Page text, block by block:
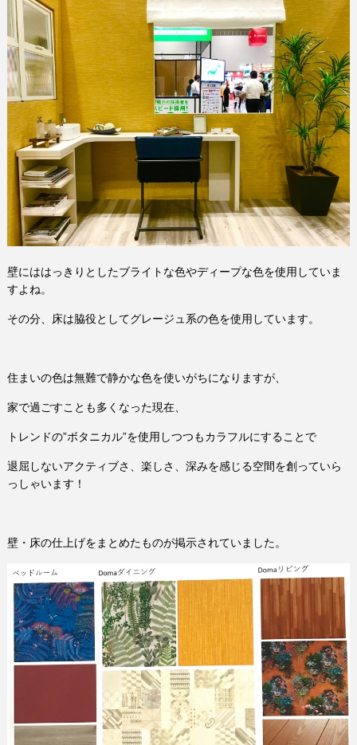
壁にははっきりとしたブライトな色やディープな色を使用していま
すよね。
その分、床は脇役としてグレージュ系の色を使用しています。
住まいの色は無難で静かな色を使いがちになりますが、
家で過ごすことも多くなった現在、
トレンドの”ボタニカル”を使用しつつもカラフルにすることで
退屈しないアクティブさ、楽しさ、深みを感じる空間を創っていら
っしゃいます！
壁・床の仕上げをまとめたものが掲示されていました。